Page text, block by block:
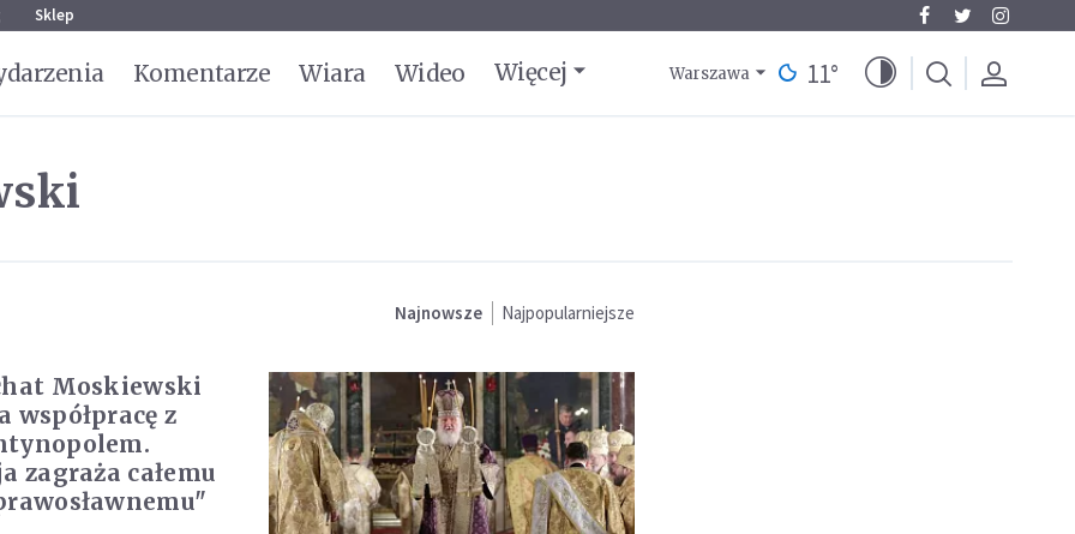
Sklep
Komentarze Wiara Wideo Więcej Warszawa 11°
Najnowsze Najpopularniejsze
Moskiewski
współpracę z
zagraża całemu